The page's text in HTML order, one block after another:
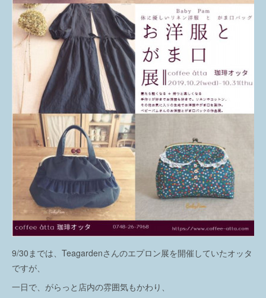
9/30までは、Teagardenさんのエプロン展を開催していたオッタ
ですが、
一日で、がらっと店内の雰囲気もかわり、